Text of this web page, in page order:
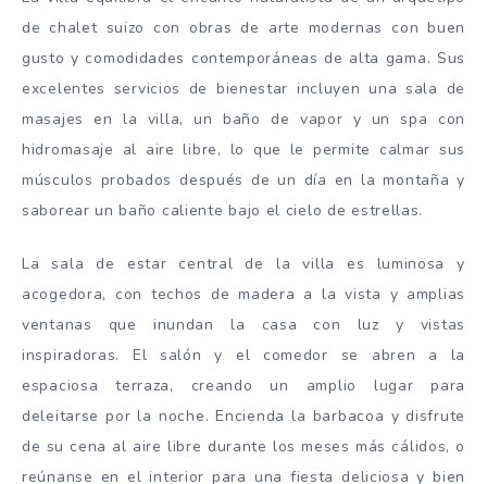
de chalet suizo con obras de arte modernas con buen
gusto y comodidades contemporáneas de alta gama. Sus
excelentes servicios de bienestar incluyen una sala de
masajes en la villa, un baño de vapor y un spa con
hidromasaje al aire libre, lo que le permite calmar sus
músculos probados después de un día en la montaña y
saborear un baño caliente bajo el cielo de estrellas.
La sala de estar central de la villa es luminosa y
acogedora, con techos de madera a la vista y amplias
ventanas que inundan la casa con luz y vistas
inspiradoras. El salón y el comedor se abren a la
espaciosa terraza, creando un amplio lugar para
deleitarse por la noche. Encienda la barbacoa y disfrute
de su cena al aire libre durante los meses más cálidos, o
reúnanse en el interior para una fiesta deliciosa y bien